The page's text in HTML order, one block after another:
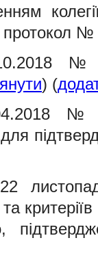
протокол
№1/
) (
№
22